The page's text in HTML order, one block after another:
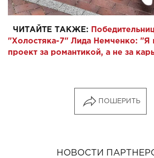
ЧИТАЙТЕ ТАКЖЕ:
"Холостяка-7" Лида Немченко: "Я
проект за романтикой, а не за
ПОШЕРИТЬ
НОВОСТИ